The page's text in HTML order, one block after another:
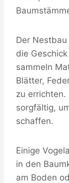
Der
die
sammeln
Blätter,
zu errichten.
sorgfältig,
schaffen.
Einige
in den
am Boden